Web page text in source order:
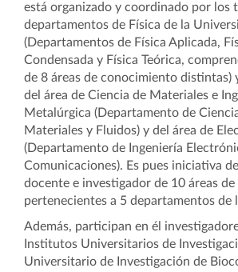
está organizado y coordinado por los
departamentos de Física de la
(Departamentos de Física Aplicada,
Condensada y Física Teórica,
de 8 áreas de conocimiento distintas)
del área de Ciencia de Materiales e
Metalúrgica (Departamento de
Materiales y Fluidos) y del área de
(Departamento de Ingeniería
Comunicaciones). Es pues iniciativa
docente e investigador de 10 áreas
pertenecientes a 5 departamentos de
Además, participan en él
Institutos Universitarios de
Universitario de Investigación de